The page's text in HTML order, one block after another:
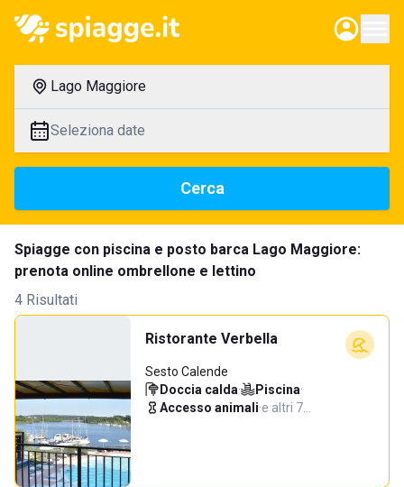
Lago Maggiore
Seleziona date
Cerca
Spiagge con piscina e posto barca Lago Maggiore:
prenota online ombrellone e lettino
4 Risultati
Ristorante Verbella
Sesto Calende
Doccia calda· Piscina·
Accesso animali·e altri 7…